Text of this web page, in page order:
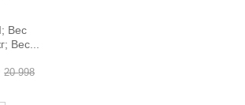
Вес
Вес...
20 998